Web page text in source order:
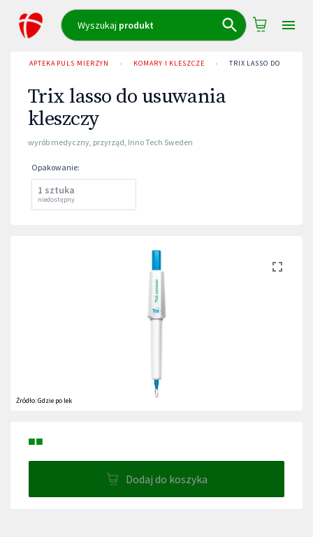
Wyszukaj produkt
APTEKA PULS MIERZYN › KOMARY I KLESZCZE › TRIX LASSO DO
Trix lasso do usuwania
kleszczy
wyrób medyczny, przyrząd, Inno Tech Sweden
Opakowanie:
1 sztuka
niedostępny
Źródło:Gdzie po lek
■■
Dodaj do koszyka